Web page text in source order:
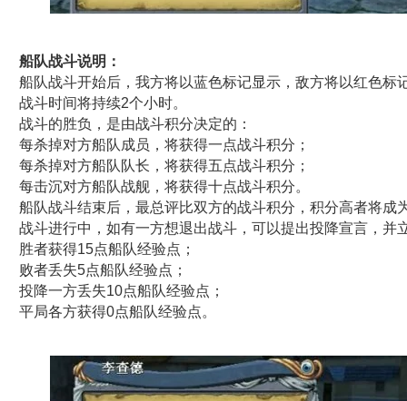
船队战斗说明：
船队战斗开始后，我方将以蓝色标记显示，敌方将以红色标
战斗时间将持续2个小时。
战斗的胜负，是由战斗积分决定的：
每杀掉对方船队成员，将获得一点战斗积分；
每杀掉对方船队队长，将获得五点战斗积分；
每击沉对方船队战舰，将获得十点战斗积分。
船队战斗结束后，最总评比双方的战斗积分，积分高者将成
战斗进行中，如有一方想退出战斗，可以提出投降宣言，并
胜者获得15点船队经验点；
败者丢失5点船队经验点；
投降一方丢失10点船队经验点；
平局各方获得0点船队经验点。